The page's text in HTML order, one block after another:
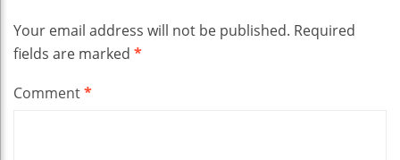
Your email address will not be published. Required
fields are marked *
Comment*